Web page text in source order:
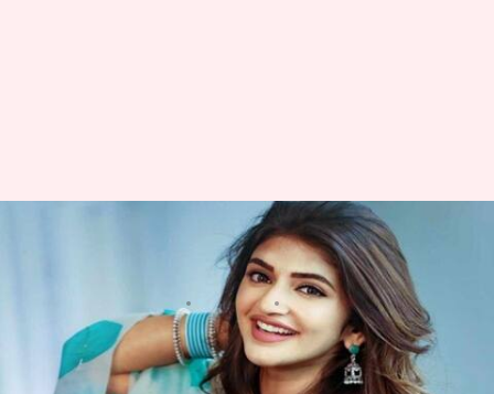
Sreeleela : ఇప్పట్లో పెళ్లి ఆలోచనే
లేదు.. శ్రీలీల క్లారిటీ కామెంట్స్!
Jayachandra Akuri Jul 19, 2025 11:01 am
ఈ వార్తాకథనం ఏంటి